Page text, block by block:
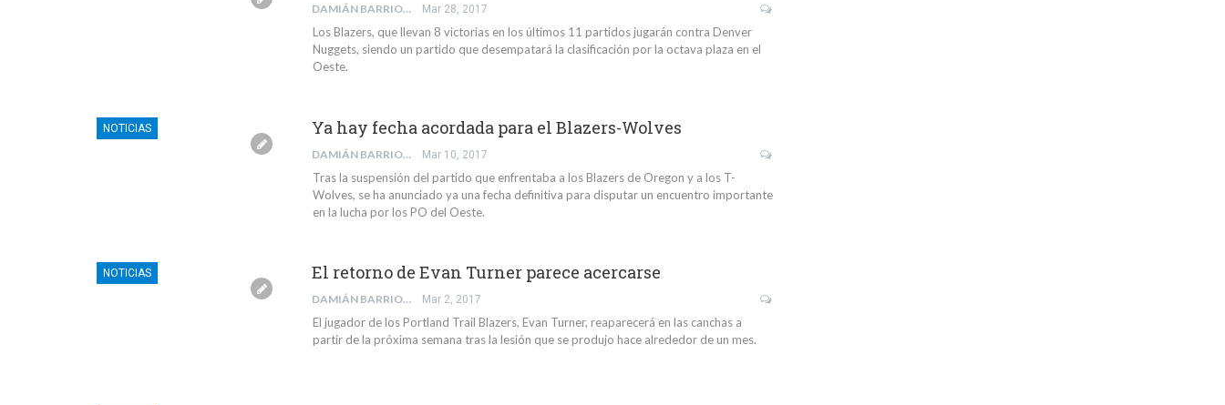
DAMIÁN BARRIO GIL Mar 28, 2017
Los Blazers, que llevan 8 victorias en los últimos 11 partidos jugarán contra Denver
Nuggets, siendo un partido que desempatará la clasificación por la octava plaza en el
Oeste.
NOTICIAS Ya hay fecha acordada para el Blazers-Wolves
DAMIÁN BARRIO GIL Mar 10, 2017
Tras la suspensión del partido que enfrentaba a los Blazers de Oregon y a los T-
Wolves, se ha anunciado ya una fecha definitiva para disputar un encuentro importante
en la lucha por los PO del Oeste.
NOTICIAS El retorno de Evan Turner parece acercarse
DAMIÁN BARRIO GIL Mar 2, 2017
El jugador de los Portland Trail Blazers, Evan Turner, reaparecerá en las canchas a
partir de la próxima semana tras la lesión que se produjo hace alrededor de un mes.